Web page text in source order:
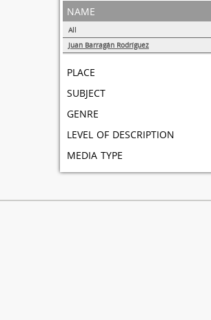
name
All
Juan Barragán Rodríguez
place
subject
genre
level of description
media type